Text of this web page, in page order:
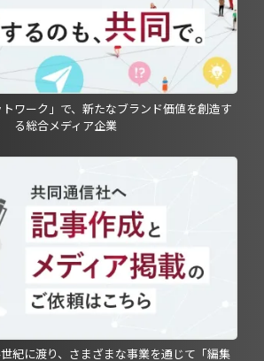
トワーク」で、新たなブランド価値を創造す
る総合メディア企業
紀に渡り、さまざまな事業を通じて「編集